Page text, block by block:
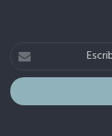
Escribe
correo
electrónico